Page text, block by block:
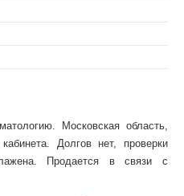
Московская область,
Долгов нет, проверки
Продается в связи с